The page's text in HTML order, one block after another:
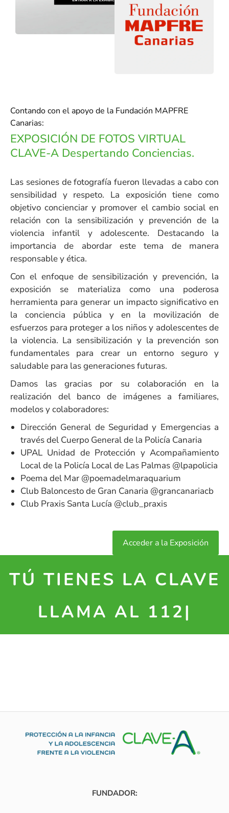
Contando con el apoyo de la Fundación MAPFRE
Canarias:
EXPOSICIÓN DE FOTOS VIRTUAL
CLAVE-A Despertando Conciencias.
Las sesiones de fotografía fueron llevadas a cabo con
sensibilidad y respeto. La exposición tiene como
objetivo concienciar y promover el cambio social en
relación con la sensibilización y prevención de la
violencia infantil y adolescente. Destacando la
importancia de abordar este tema de manera
responsable y ética.
Con el enfoque de sensibilización y prevención, la
exposición se materializa como una poderosa
herramienta para generar un impacto significativo en
la conciencia pública y en la movilización de
esfuerzos para proteger a los niños y adolescentes de
la violencia. La sensibilización y la prevención son
fundamentales para crear un entorno seguro y
saludable para las generaciones futuras.
Damos las gracias por su colaboración en la
realización del banco de imágenes a familiares,
modelos y colaboradores:
Dirección General de Seguridad y Emergencias a
través del Cuerpo General de la Policía Canaria
UPAL Unidad de Protección y Acompañamiento
Local de la Policía Local de Las Palmas @lpapolicia
Poema del Mar @poemadelmaraquarium
Club Baloncesto de Gran Canaria @grancanariacb
Club Praxis Santa Lucía @club_praxis
Acceder a la Exposición
TÚ TIENES LA CLAVE
LLAMA AL 112
FUNDADOR: